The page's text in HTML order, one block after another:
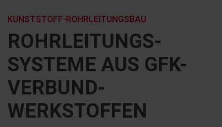
ROHRLEITUNGS­
SYSTEME AUS GFK-
VERBUND­
WERKSTOFFEN
KUNSTSTOFF-ROHRLEITUNGSBAU